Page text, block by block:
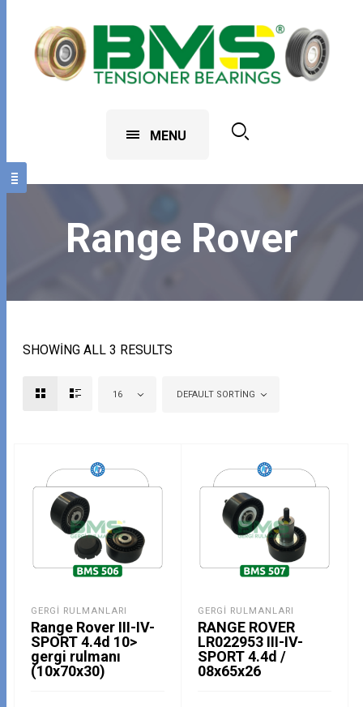
MENU
Range Rover
SHOWING ALL 3 RESULTS
16 DEFAULT SORTING
GERGI RULMANLARI
Range Rover III-IV-
SPORT 4.4d 10>
gergi rulmanı
(10x70x30)
GERGI RULMANLARI
RANGE ROVER
LR022953 III-IV-
SPORT 4.4d /
08x65x26